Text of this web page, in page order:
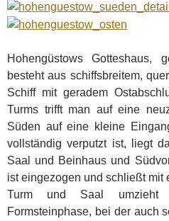
Hohengüstows Gotteshaus,
besteht aus schiffsbreitem,
Schiff mit geradem
Turms trifft man auf eine
Süden auf eine kleine
vollständig verputzt ist, liegt
Saal und Beinhaus und
ist eingezogen und schließt mit
Turm und Saal umzieht
Formsteinphase, bei der auch